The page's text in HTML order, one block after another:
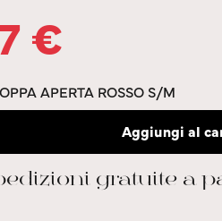
€
APERTA ROSSO S/M
Aggiungi al
gratuite a